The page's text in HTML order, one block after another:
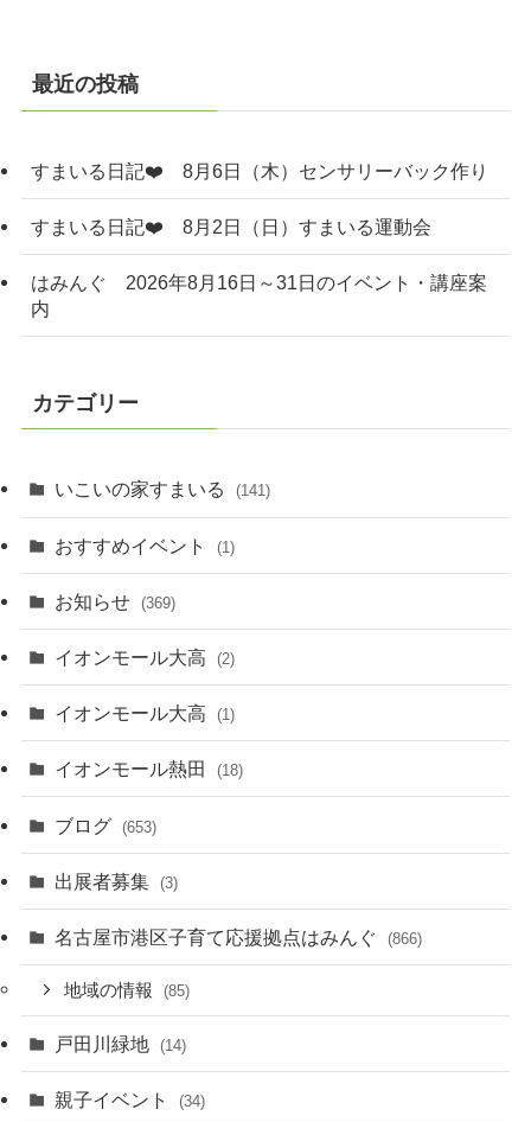
最近の投稿
すまいる日記❤️ 8月6日（木）センサリーバック作り
すまいる日記❤️ 8月2日（日）すまいる運動会
はみんぐ 2026年8月16日～31日のイベント・講座案
内
カテゴリー
いこいの家すまいる (141)
おすすめイベント (1)
お知らせ (369)
イオンモール大高 (2)
イオンモール大高 (1)
イオンモール熱田 (18)
ブログ (653)
出展者募集 (3)
名古屋市港区子育て応援拠点はみんぐ (866)
地域の情報 (85)
戸田川緑地 (14)
親子イベント (34)